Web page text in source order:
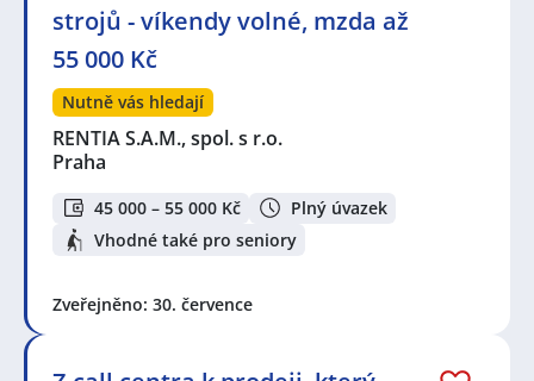
strojů - víkendy volné, mzda až
55 000 Kč
Nutně vás hledají
RENTIA S.A.M., spol. s r.o.
Praha
45 000 – 55 000 Kč
Plný úvazek
Vhodné také pro seniory
Zveřejněno: 30. července